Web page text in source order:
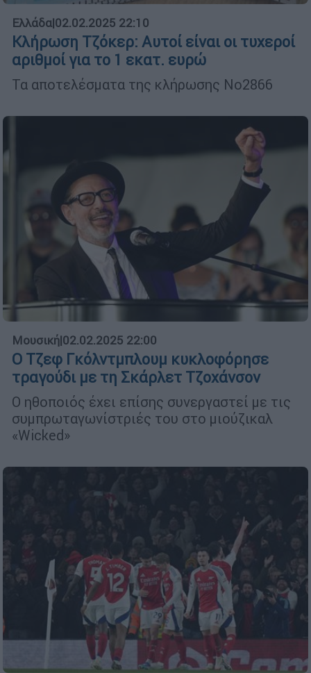
Ελλάδα|02.02.2025 22:10
Κλήρωση Τζόκερ: Αυτοί είναι οι τυχεροί
αριθμοί για το 1 εκατ. ευρώ
Τα αποτελέσματα της κλήρωσης Νο2866
Μουσική|02.02.2025 22:00
Ο Τζεφ Γκόλντμπλουμ κυκλοφόρησε
τραγούδι με τη Σκάρλετ Τζοχάνσον
Ο ηθοποιός έχει επίσης συνεργαστεί με τις
συμπρωταγωνίστριές του στο μιούζικαλ
«Wicked»